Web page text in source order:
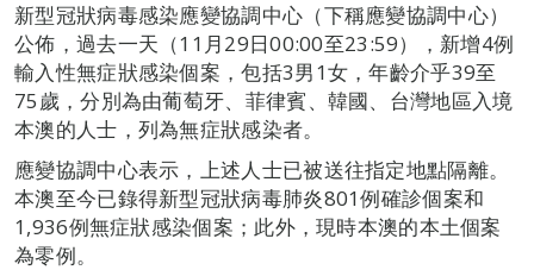
新型冠狀病毒感染應變協調中心（下稱應變協調中心）
公佈，過去一天（11月29日00:00至23:59），新增4例
輸入性無症狀感染個案，包括3男1女，年齡介乎39至
75歲，分別為由葡萄牙、菲律賓、韓國、台灣地區入境
本澳的人士，列為無症狀感染者。
應變協調中心表示，上述人士已被送往指定地點隔離。
本澳至今已錄得新型冠狀病毒肺炎801例確診個案和
1,936例無症狀感染個案；此外，現時本澳的本土個案
為零例。